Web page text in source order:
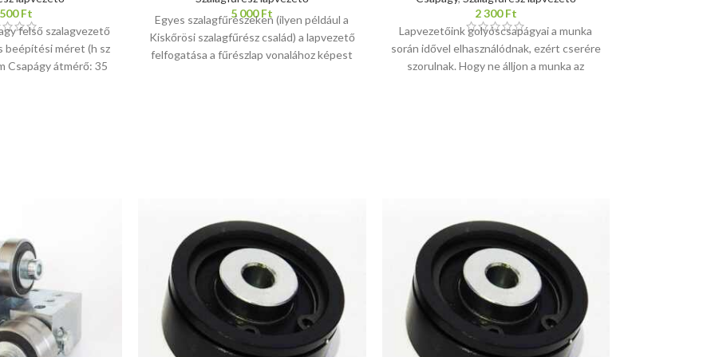
Ft
felső szalagvezető
beépítési méret (h sz
Csapágy átmérő: 35
5 000Ft
Egyes szalagfűrészeken (ilyen például a
Kiskőrösi szalagfűrész család) a lapvezető
felfogatása a fűrészlap vonalához képest
csatlakoztatásához
1 db köracél a szalagfűrészgéphez történő
rögzítéshez, 16 mm, 20 mm vagy 25 mm
átmérővel, kb. 130 mm hosszúsággal
2 db 8x20 mm-es csavar
2 db alátét
Nem megfelelő az átmérő vagy a hossz? A
köracélok esztergálhatók, rövidíthetők. (A
2 300Ft
Lapvezetőink golyóscsapágyai a munka
során idővel elhasználódnak, ezért cserére
szorulnak. Hogy ne álljon a munka az
porvédős (ZZ), de természetesen
azonosak kerülnek a csomagba. Tehát, ha
ebből 1-et helyez a kosárba, 5 darab
golyóscsapágyat kap. Szívesen segítünk a
megfelelő alkatrészek kiválasztásában. Ha
kérdése merül fel, kérjük, írjon nekünk,
vagy hívhat is minket,